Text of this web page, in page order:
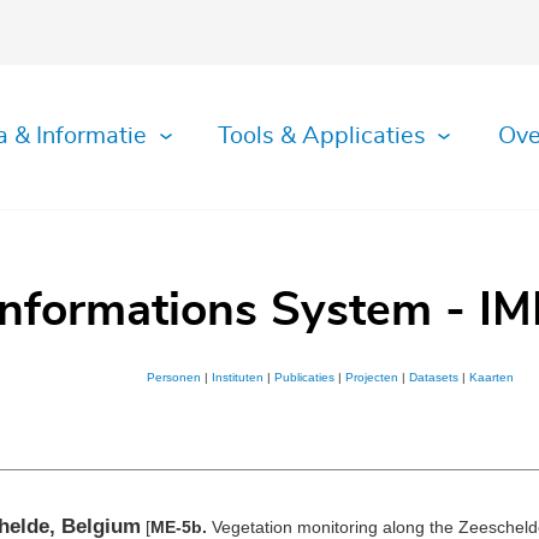
& Informatie Tools & Applicaties
System -
Personen Instituten Publicaties| Projecten Datasets| Kaarten
Belgium [ME-5b. Vegetation monitoring along the